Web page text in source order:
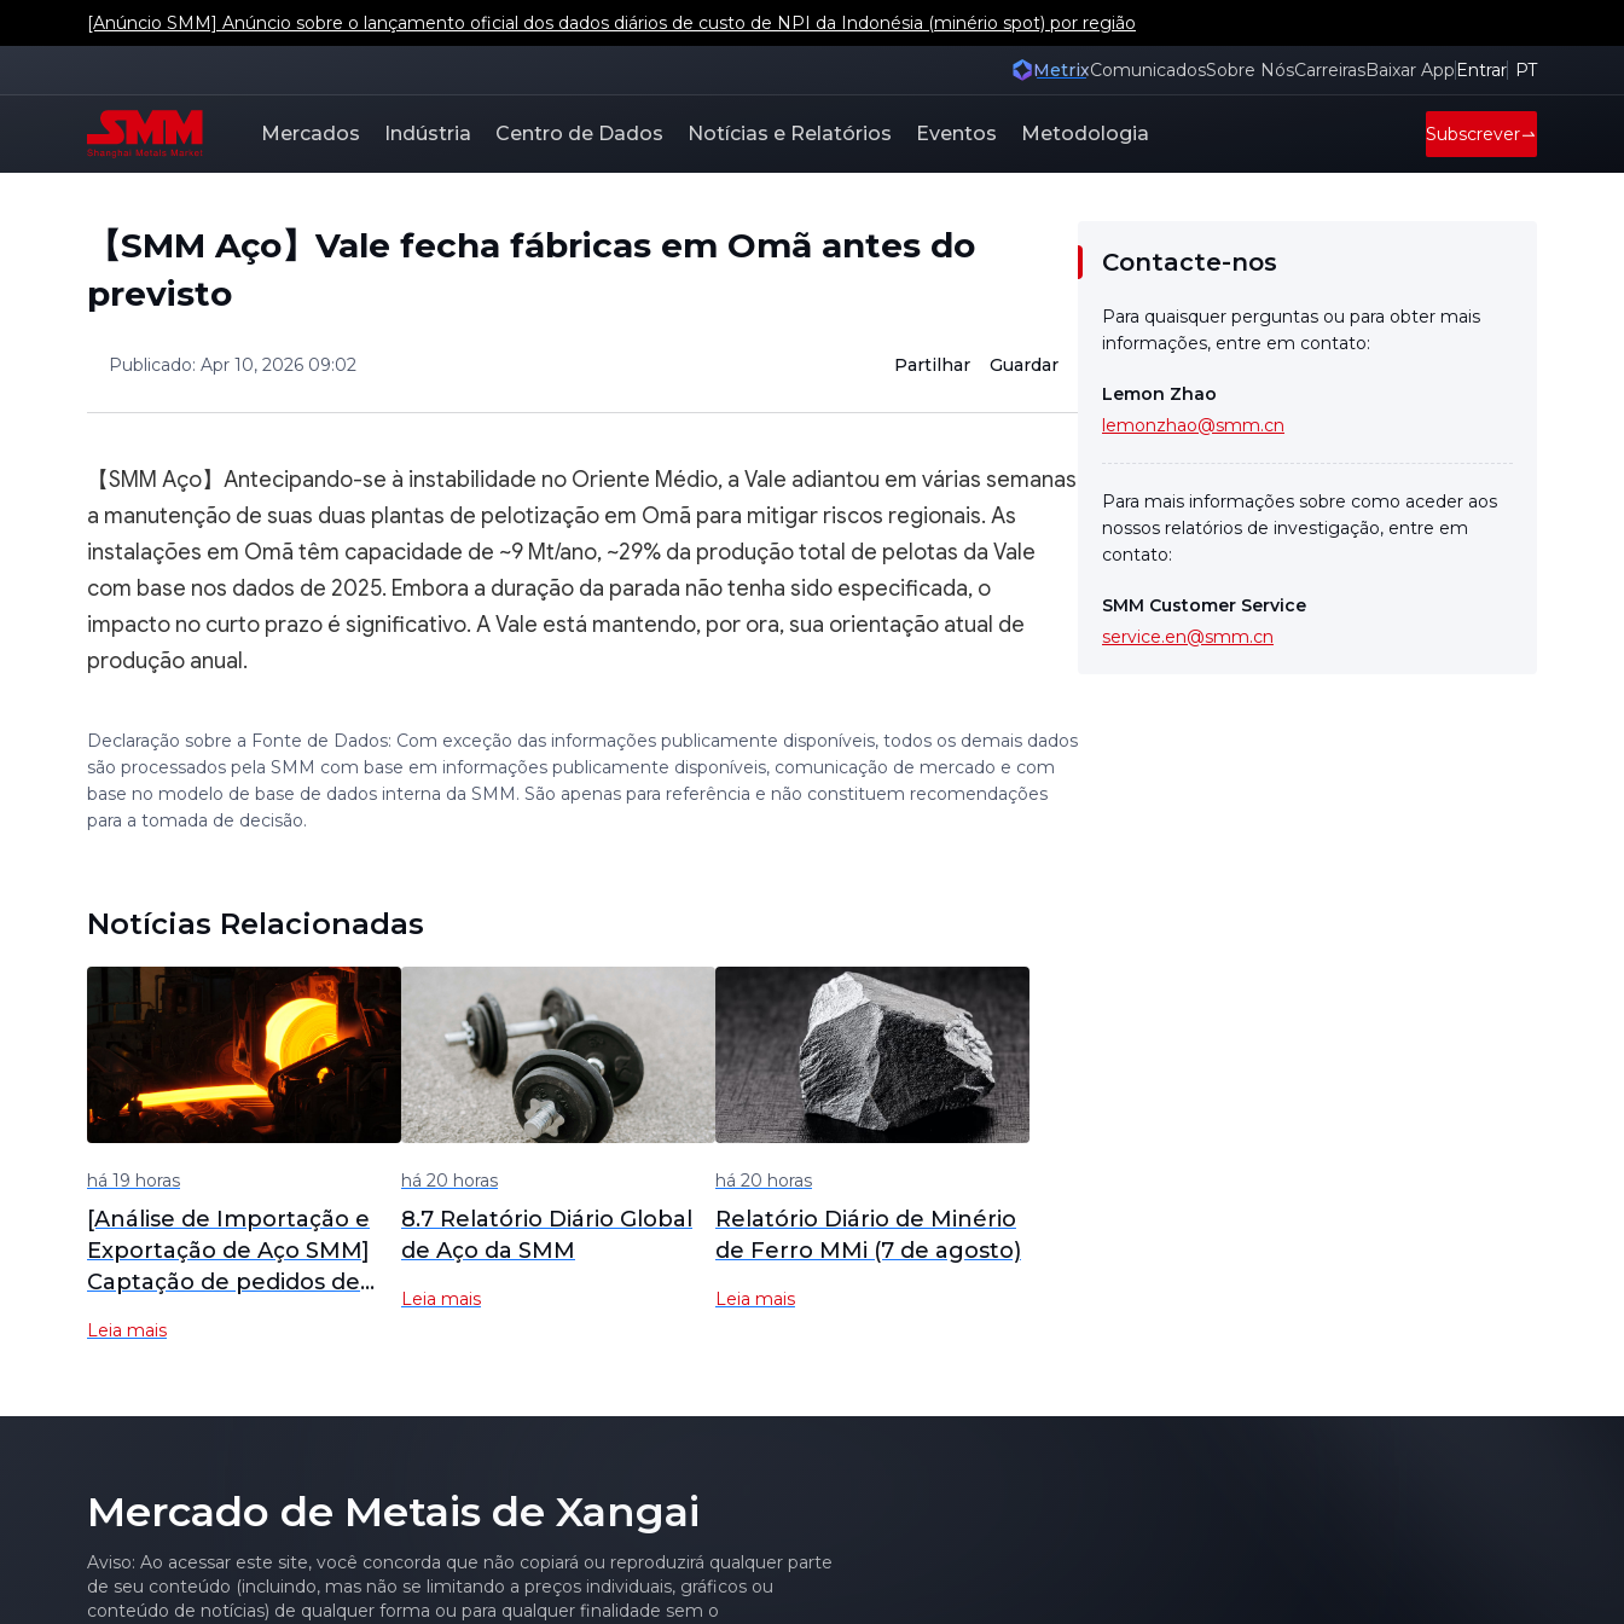
[Anúncio SMM] Anúncio sobre o lançamento oficial dos dados diários de custo de NPI da Indonésia (minério spot) por região
MetrixComunicadosSobre NósCarreirasBaixar App Entrar PT
Mercados Indústria Centro de Dados Notícias e Relatórios Eventos Metodologia Subscrever
【SMM Aço】Vale fecha fábricas em Omã antes do
previsto
Publicado: Apr 10, 2026 09:02 Partilhar Guardar
【SMM Aço】Antecipando-se à instabilidade no Oriente Médio, a Vale adiantou em várias semanas
a manutenção de suas duas plantas de pelotização em Omã para mitigar riscos regionais. As
instalações em Omã têm capacidade de ~9 Mt/ano, ~29% da produção total de pelotas da Vale
com base nos dados de 2025. Embora a duração da parada não tenha sido especificada, o
impacto no curto prazo é significativo. A Vale está mantendo, por ora, sua orientação atual de
produção anual.
Declaração sobre a Fonte de Dados: Com exceção das informações publicamente disponíveis, todos os demais dados
são processados pela SMM com base em informações publicamente disponíveis, comunicação de mercado e com
base no modelo de base de dados interna da SMM. São apenas para referência e não constituem recomendações
para a tomada de decisão.
Notícias Relacionadas
há 19 horas
[Análise de Importação e
Exportação de Aço SMM]
Captação de pedidos de
julho; exportações de aço
Leia mais
há 20 horas
8.7 Relatório Diário Global
de Aço da SMM
Leia mais
há 20 horas
Relatório Diário de Minério
de Ferro MMi (7 de agosto)
Leia mais
Contacte-nos
Para quaisquer perguntas ou para obter mais
informações, entre em contato:
Lemon Zhao
lemonzhao@smm.cn
Para mais informações sobre como aceder aos
nossos relatórios de investigação, entre em
contato:
SMM Customer Service
service.en@smm.cn
Mercado de Metais de Xangai
Aviso: Ao acessar este site, você concorda que não copiará ou reproduzirá qualquer parte
de seu conteúdo (incluindo, mas não se limitando a preços individuais, gráficos ou
conteúdo de notícias) de qualquer forma ou para qualquer finalidade sem o